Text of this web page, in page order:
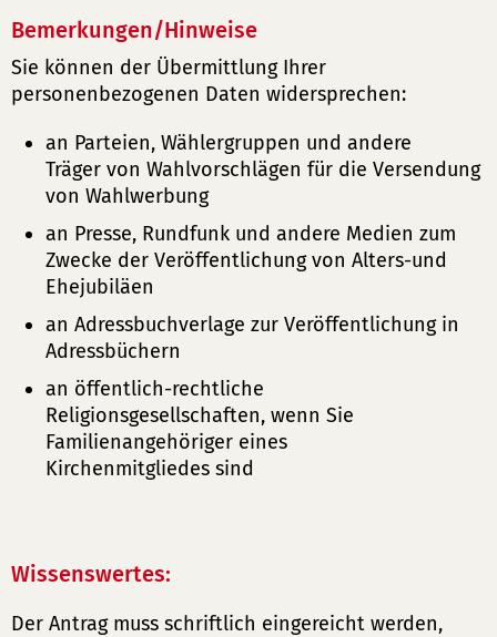
Bemerkungen/Hinweise
Sie können der Übermittlung Ihrer
personenbezogenen Daten widersprechen:
an Parteien, Wählergruppen und andere
Träger von Wahlvorschlägen für die Versendung
von Wahlwerbung
an Presse, Rundfunk und andere Medien zum
Zwecke der Veröffentlichung von Alters-und
Ehejubiläen
an Adressbuchverlage zur Veröffentlichung in
Adressbüchern
an öffentlich-rechtliche
Religionsgesellschaften, wenn Sie
Familienangehöriger eines
Kirchenmitgliedes sind
Wissenswertes:
Der Antrag muss schriftlich eingereicht werden,